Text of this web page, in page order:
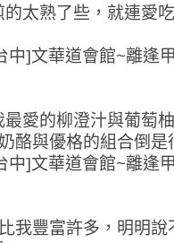
太熟了些，就連愛
愛的柳澄汁與葡萄
酪與優格的組合倒是
我豐富許多，明明說